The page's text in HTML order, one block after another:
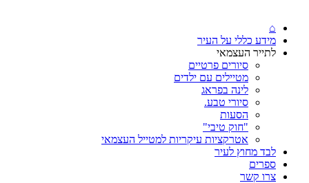
⌂
מידע כללי על העיר
לתייר העצמאי
סיורים פרטיים
מטיילים עם ילדים
לינה בפראג
סיורי טבע.
הסעות
"חוק טיבי"
אטרקציות עיקריות למטייל העצמאי
לבד מחוץ לעיר
ספרים
צרו קשר